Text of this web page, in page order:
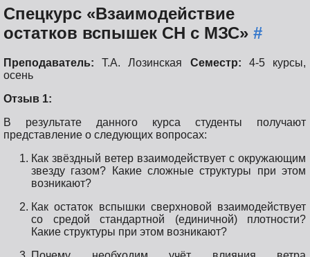
Спецкурс «Взаимодействие
остатков вспышек СН с МЗС» #
Преподаватель: Т.А. Лозинская Семестр: 4-5 курсы,
осень
Отзыв 1:
В результате данного курса студенты получают
представление о следующих вопросах:
Как звёздный ветер взаимодействует с окружающим
звезду газом? Какие сложные структуры при этом
возникают?
Как остаток вспышки сверхновой взаимодействует
со средой стандартной (единичной) плотности?
Какие структуры при этом возникают?